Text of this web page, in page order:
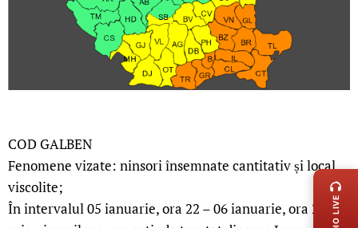
COD GALBEN
Fenomene vizate: ninsori însemnate cantitativ și local
viscolite;
În intervalul 05 ianuarie, ora 22 – 06 ianuarie, ora 20,